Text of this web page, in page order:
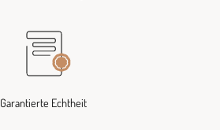
Garantierte Echtheit